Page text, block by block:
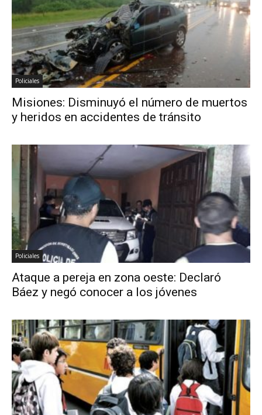
Policiales
Misiones: Disminuyó el número de muertos
y heridos en accidentes de tránsito
Policiales
Ataque a pereja en zona oeste: Declaró
Báez y negó conocer a los jóvenes